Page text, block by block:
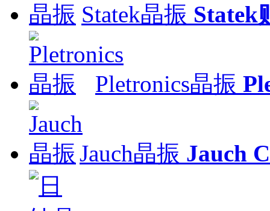
Statek晶振 Statek
Pletronics晶振
Jauch晶振 Jauch